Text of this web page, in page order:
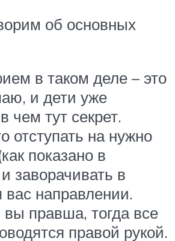
об основных
в таком деле – это
и дети уже
чем тут секрет.
отступать на нужно
показано в
заворачивать в
направлении.
вы правша, тогда все
правой рукой.